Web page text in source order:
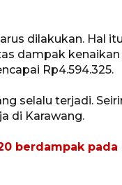
dilakukan. Hal
dampak kenaikan
Rp4.594.325.
selalu terjadi.
di Karawang.
berdampak pada